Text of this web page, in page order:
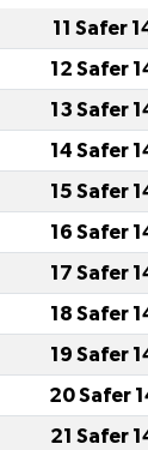
11 Safer
12 Safer
13 Safer
14 Safer
15 Safer
16 Safer
17 Safer
18 Safer
19 Safer
20 Safer
21 Safer